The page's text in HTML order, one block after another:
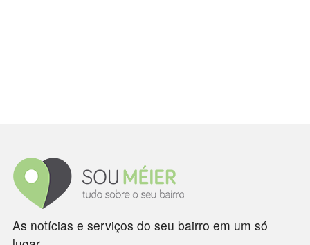
As notícias e serviços do seu bairro em um só